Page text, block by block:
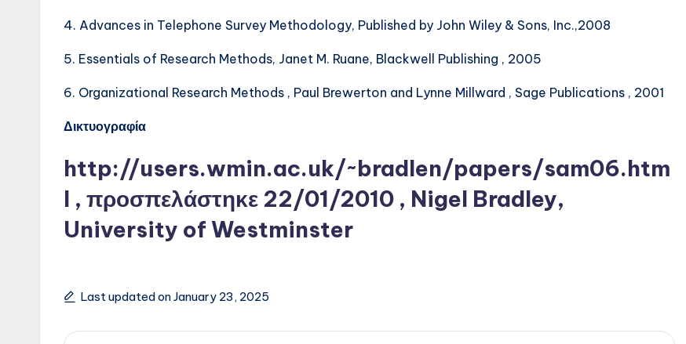
4. Advances in Telephone Survey Methodology, Published by John Wiley & Sons, Inc.,2008
5. Essentials of Research Methods, Janet M. Ruane, Blackwell Publishing , 2005
6. Organizational Research Methods , Paul Brewerton and Lynne Millward , Sage Publications , 2001
Δικτυογραφία
http://users.wmin.ac.uk/~bradlen/papers/sam06.htm
l , προσπελάστηκε 22/01/2010 , Nigel Bradley,
University of Westminster
Last updated on January 23, 2025